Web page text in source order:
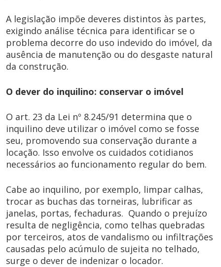
A legislação impõe deveres distintos às partes,
exigindo análise técnica para identificar se o
problema decorre do uso indevido do imóvel, da
ausência de manutenção ou do desgaste natural
da construção.
O dever do inquilino: conservar o imóvel
O art. 23 da Lei nº 8.245/91 determina que o
inquilino deve utilizar o imóvel como se fosse
seu, promovendo sua conservação durante a
locação. Isso envolve os cuidados cotidianos
necessários ao funcionamento regular do bem.
Cabe ao inquilino, por exemplo, limpar calhas,
trocar as buchas das torneiras, lubrificar as
janelas, portas, fechaduras. Quando o prejuízo
resulta de negligência, como telhas quebradas
por terceiros, atos de vandalismo ou infiltrações
causadas pelo acúmulo de sujeita no telhado,
surge o dever de indenizar o locador.